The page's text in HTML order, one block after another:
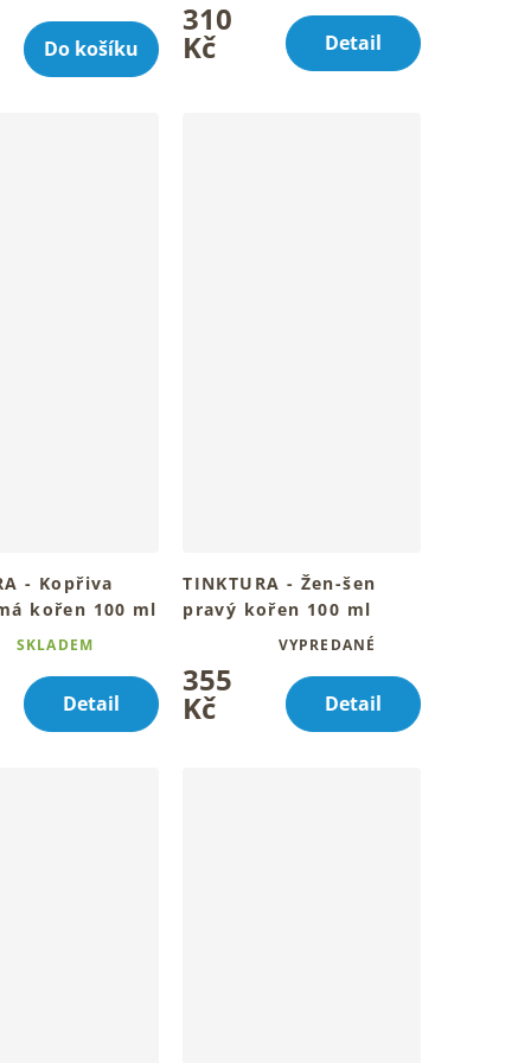
Do košíku
310
Kč Detail
- Kopřiva
kořen 100 ml
SKLADEM
Detail
TINKTURA - Žen-šen
pravý kořen 100 ml
Tradiční bylinný rituál péče
denně v kapkách
hodnocení
produktu
je
VYPREDANÉ
355
Kč Detail